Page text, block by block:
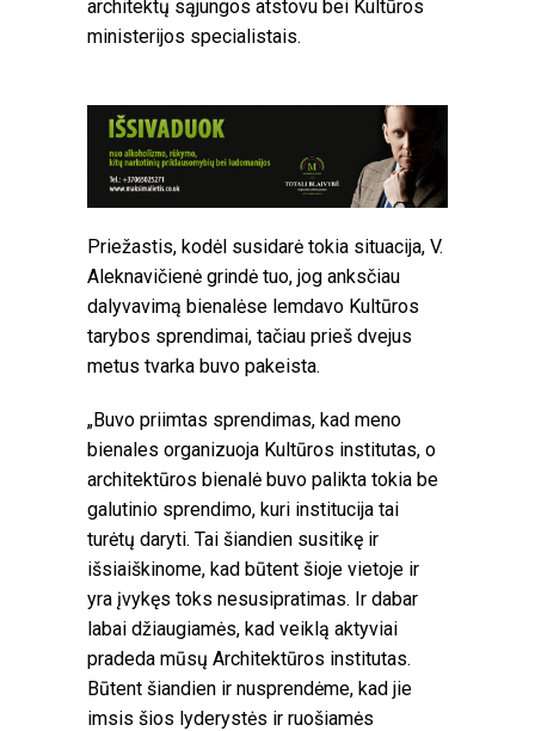
architektų sąjungos atstovu bei Kultūros
ministerijos specialistais.
Priežastis, kodėl susidarė tokia situacija, V.
Aleknavičienė grindė tuo, jog anksčiau
dalyvavimą bienalėse lemdavo Kultūros
tarybos sprendimai, tačiau prieš dvejus
metus tvarka buvo pakeista.
„Buvo priimtas sprendimas, kad meno
bienales organizuoja Kultūros institutas, o
architektūros bienalė buvo palikta tokia be
galutinio sprendimo, kuri institucija tai
turėtų daryti. Tai šiandien susitikę ir
išsiaiškinome, kad būtent šioje vietoje ir
yra įvykęs toks nesusipratimas. Ir dabar
labai džiaugiamės, kad veiklą aktyviai
pradeda mūsų Architektūros institutas.
Būtent šiandien ir nusprendėme, kad jie
imsis šios lyderystės ir ruošiamės